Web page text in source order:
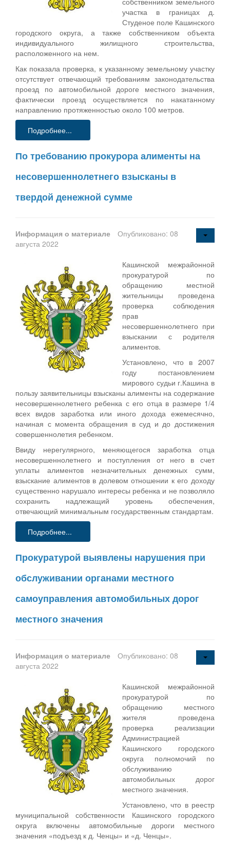
участка в границах д.
Студеное поле Кашинского
городского округа, а также собственником объекта
индивидуального жилищного строительства,
расположенного на нем.
Как показала проверка, к указанному земельному участку
отсутствует отвечающий требованиям законодательства
проезд по автомобильной дороге местного значения,
фактически проезд осуществляется по накатанному
направлению протяженностью около 100 метров.
Подробнее...
По требованию прокурора алименты на
несовершеннолетнего взысканы в
твердой денежной сумме
Информация о материале
Опубликовано: 08
августа 2022
Кашинской межрайонной
прокуратурой по
обращению местной
жительницы проведена
проверка соблюдения
прав
несовершеннолетнего при
взыскании с родителя
алиментов.
Установлено, что в 2007
году постановлением
мирового судьи г.Кашина в
пользу заявительницы взысканы алименты на содержание
несовершеннолетнего ребенка с его отца в размере 1/4
всех видов заработка или иного дохода ежемесячно,
начиная с момента обращения в суд и до достижения
совершеннолетия ребенком.
Ввиду нерегулярного, меняющегося заработка отца
несовершеннолетнего и поступления от него в счет
уплаты алиментов незначительных денежных сумм,
взыскание алиментов в долевом отношении к его доходу
существенно нарушало интересы ребенка и не позволяло
сохранить надлежащий уровень обеспечения,
отвечающий минимальным государственным стандартам.
Подробнее...
Прокуратурой выявлены нарушения при
обслуживании органами местного
самоуправления автомобильных дорог
местного значения
Информация о материале
Опубликовано: 08
августа 2022
Кашинской межрайонной
прокуратурой по
обращению местного
жителя проведена
проверка реализации
Администрацией
Кашинского городского
округа полномочий по
обслуживанию
автомобильных дорог
местного значения.
Установлено, что в реестр
муниципальной собственности Кашинского городского
округа включены автомобильные дороги местного
значения «подъезд к д. Ченцы» и «д. Ченцы».